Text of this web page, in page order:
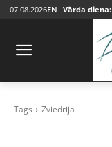
07.08.2026EN Vārda diena:
Tags Zviedrija